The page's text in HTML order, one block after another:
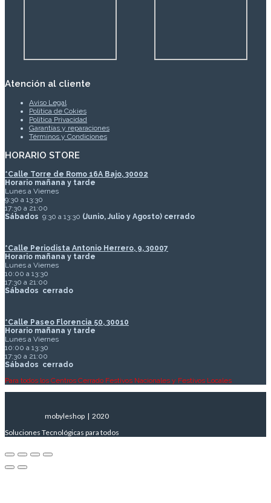
Atención al cliente
Aviso Legal
Política de Cokies
Política Privacidad
Garantías y reparaciones
Términos y Condiciones
HORARIO STORE
*Calle Torre de Romo 16A Bajo, 30002
Horario mañana y tarde
Lunes a Viernes
9:30 a 13:30
17:30 a 21:00
Sábados 9:30 a 13:30 (Junio, Julio y Agosto) cerrado
*Calle Periodista Antonio Herrero, 9, 30007
Horario mañana y tarde
Lunes a Viernes
10:00 a 13:30
17:30 a 21:00
Sábados cerrado
*Calle Paseo Florencia 50, 30010
Horario mañana y tarde
Lunes a Viernes
10:00 a 13:30
17:30 a 21:00
Sábados cerrado
Para todos los Centros Cerrado Festivos Nacionales y Festivos Locales
mobyleshop | 2020
Soluciones Tecnológicas para todos